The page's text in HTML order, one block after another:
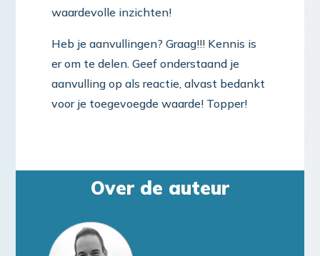
waardevolle inzichten!
Heb je aanvullingen? Graag!!! Kennis is
er om te delen. Geef onderstaand je
aanvulling op als reactie, alvast bedankt
voor je toegevoegde waarde! Topper!
Over de auteur